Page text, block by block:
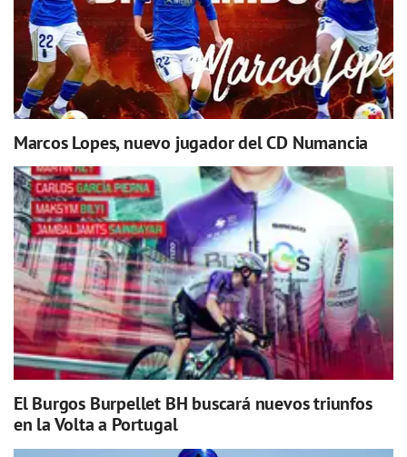
Marcos Lopes, nuevo jugador del CD Numancia
El Burgos Burpellet BH buscará nuevos triunfos
en la Volta a Portugal